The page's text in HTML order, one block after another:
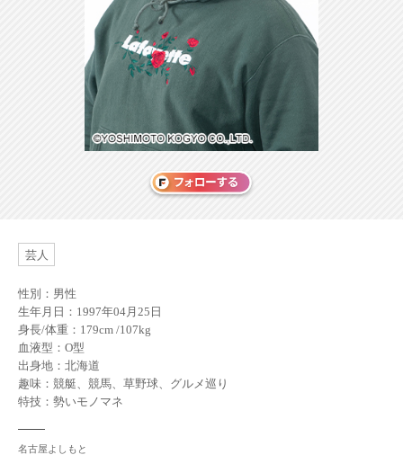
芸人
性別：男性
生年月日：1997年04月25日
身長/体重：179cm /107kg
血液型：O型
出身地：北海道
趣味：競艇、競馬、草野球、グルメ巡り
特技：勢いモノマネ
名古屋よしもと